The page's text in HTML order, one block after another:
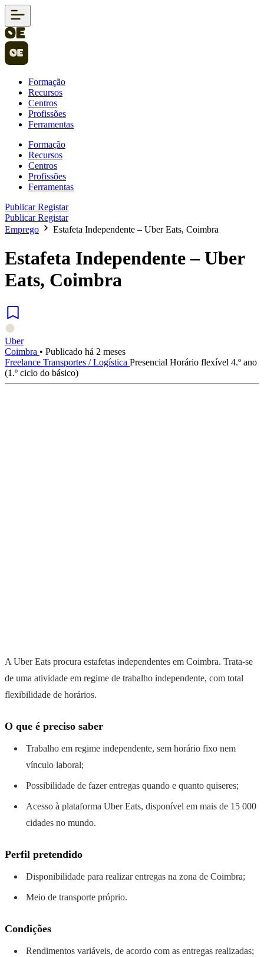
Formação
Recursos
Centros
Profissões
Ferramentas
Formação
Recursos
Centros
Profissões
Ferramentas
PublicarRegistar
PublicarRegistar
Emprego
Estafeta Independente – Uber Eats, Coimbra
Estafeta Independente – Uber
Eats, Coimbra
Uber
Coimbra • Publicado há 2 meses
Freelance Transportes / Logística Presencial Horário flexível 4.º ano
(1.º ciclo do básico)
A Uber Eats procura estafetas independentes em Coimbra. Trata-se
de uma atividade em regime de trabalho independente, com total
flexibilidade de horários.
O que é preciso saber
Trabalho em regime independente, sem horário fixo nem
vínculo laboral;
Possibilidade de fazer entregas quando e quanto quiseres;
Acesso à plataforma Uber Eats, disponível em mais de 15 000
cidades no mundo.
Perfil pretendido
Disponibilidade para realizar entregas na zona de Coimbra;
Meio de transporte próprio.
Condições
Rendimentos variáveis, de acordo com as entregas realizadas;